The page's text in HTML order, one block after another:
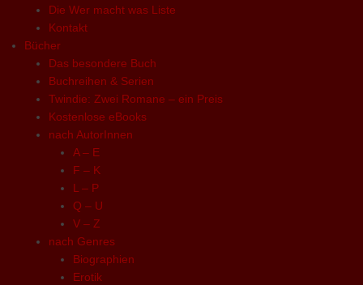
Die Wer macht was Liste
Kontakt
Bücher
Das besondere Buch
Buchreihen & Serien
Twindie: Zwei Romane – ein Preis
Kostenlose eBooks
nach AutorInnen
A – E
F – K
L – P
Q – U
V – Z
nach Genres
Biographien
Erotik